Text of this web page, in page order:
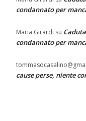
condannato per
Maria Girardi su
condannato per
cause perse, niente